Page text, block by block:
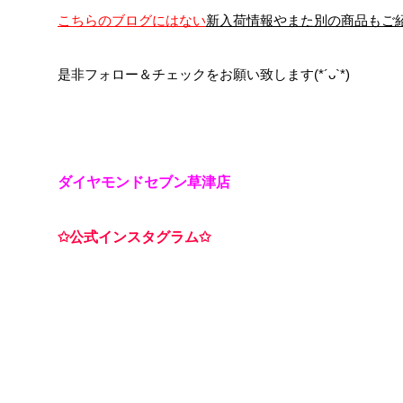
こちらのブログにはない新入荷情報やまた別の商品もご
是非フォロー＆チェックをお願い致します(*´ᴗ`*)
ダイヤモンドセブン草津店
✩公式インスタグラム✩